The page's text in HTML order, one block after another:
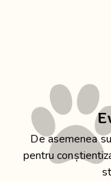
De asemenea
pentru